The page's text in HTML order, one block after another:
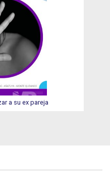
a su ex pareja